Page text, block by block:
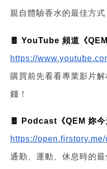
親自體驗香水的最佳方式
🧧 YouTube 頻道《
https://
購買前先看看專業影片
錢！
🧧 Podcast《QEM 妳今
https://
通勤、運動、休息時的